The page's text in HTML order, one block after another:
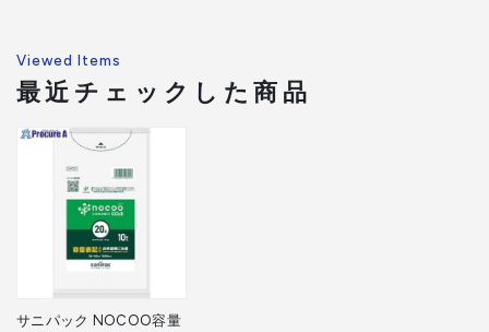
Viewed Items
最近チェックした商品
サニパック NOCOO容量